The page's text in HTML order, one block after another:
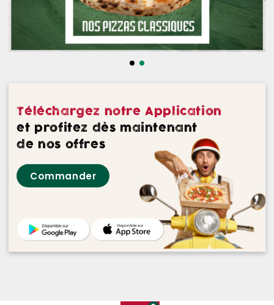
NOS SALADES
NOS DESSERTS
NOS VINS ROUGES
NOS VINS ROSES
NOS VINS BLANCS
Téléchargez notre Application
et profitez dès maintenant
de nos offres
Commander